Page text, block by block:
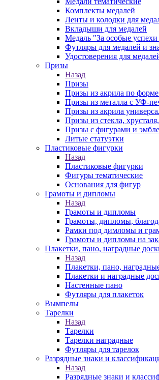
Комплекты медалей
Ленты и колодки для
Вкладыши для медалей
Медаль "За особые
Футляры для медалей и
Удостоверения для
Призы
Назад
Призы
Призы из акрила по форме
Призы из металла с УФ-
Призы из акрила
Призы из стекла,
Призы с фигурами и
Литые статуэтки
Пластиковые фигурки
Назад
Пластиковые фигурки
Фигуры тематические
Основания для фигур
Грамоты и дипломы
Назад
Грамоты и дипломы
Грамоты, дипломы,
Рамки под димломы и
Грамоты и дипломы на
Плакетки, пано, наградные
Назад
Плакетки, пано,
Плакетки и наградные
Настенные пано
Футляры для плакеток
Вымпелы
Тарелки
Назад
Тарелки
Тарелки наградные
Футляры для тарелок
Разрядные знаки и
Назад
Разрядные знаки и